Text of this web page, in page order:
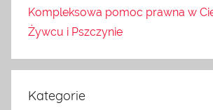
Kompleksowa pomoc prawna w
Żywcu i Pszczynie
Kategorie